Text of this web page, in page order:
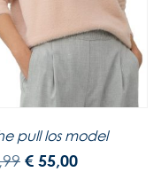
pull los model
€ 55,00